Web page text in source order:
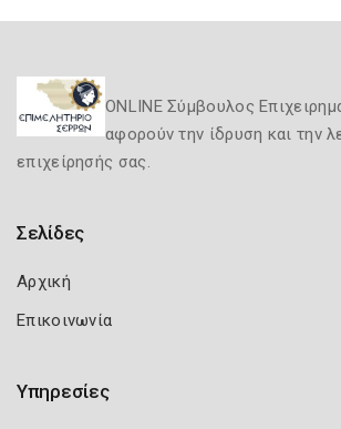
ONLINE Σύμβουλος
αφορούν την ίδρυση και την
επιχείρησής σας.
Σελίδες
Αρχική
Επικοινωνία
Υπηρεσίες